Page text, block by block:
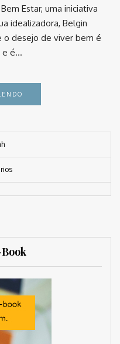
Estar, uma iniciativa
idealizadora, Belgin
o desejo de viver bem é
e é…